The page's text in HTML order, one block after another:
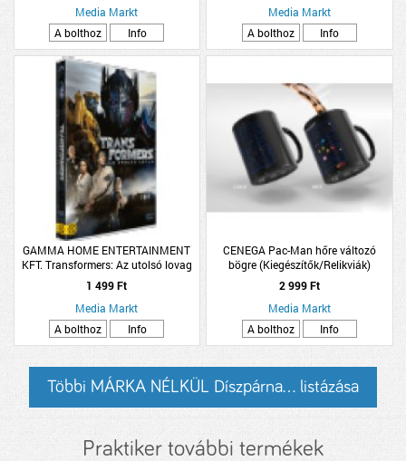
Media Markt
A bolthoz
Info
Media Markt
A bolthoz
Info
GAMMA HOME ENTERTAINMENT
KFT. Transformers: Az utolsó lovag
(DVD)
1 499 Ft
Media Markt
A bolthoz
Info
CENEGA Pac-Man hőre változó
bögre (Kiegészítők/Relikviák)
2 999 Ft
Media Markt
A bolthoz
Info
Többi MÁRKA NÉLKÜL Díszpárna... listázása
Praktiker további termékek